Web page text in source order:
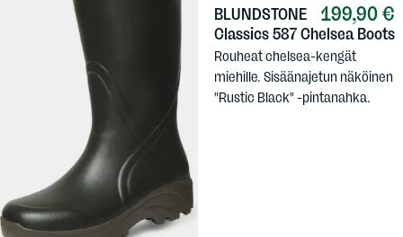
109,90 €
GATEWAY1
Women's Sportsman II 17"
Kevyemmät laatukumpparit
naisten lestillä, kevät-, kesä- ja
199,90 €
BLUNDSTONE
Classics 587 Chelsea Boots
Rouheat chelsea-kengät
miehille. Sisäänajetun näköinen
"Rustic Black" -pintanahka.